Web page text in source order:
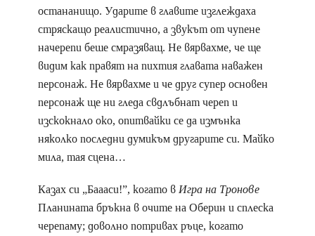
остананищо. Ударите в главите изглеждаха
стряскащо реалистично, а звукът от чупене
начерепи беше смразяващ. Не вярвахме, че ще
видим как правят на пихтия главата наважен
персонаж. Не вярвахме и че друг супер основен
персонаж ще ни гледа свдлъбнат череп и
изскокнало око, опитвайки се да измънка
няколко последни думикъм другарите си. Майко
мила, тая сцена…
Казах си „Баааси!”, когато вИгра на Тронове
Планината бръкна в очите на Оберин и сплеска
черепаму; доволно потривах ръце, когато